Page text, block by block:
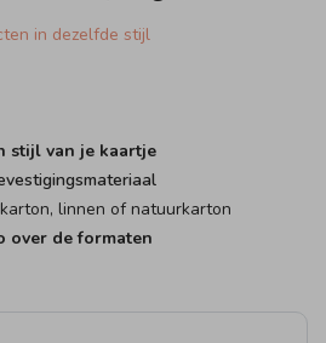
in dezelfde stijl
stijl van je kaartje
linnen of natuurkarton
over de formaten